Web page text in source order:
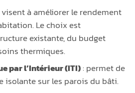
à améliorer le rendement
Le choix est
existante, du budget
thermiques.
par l’Intérieur (ITI): permet de
isolante sur les parois du bâti.